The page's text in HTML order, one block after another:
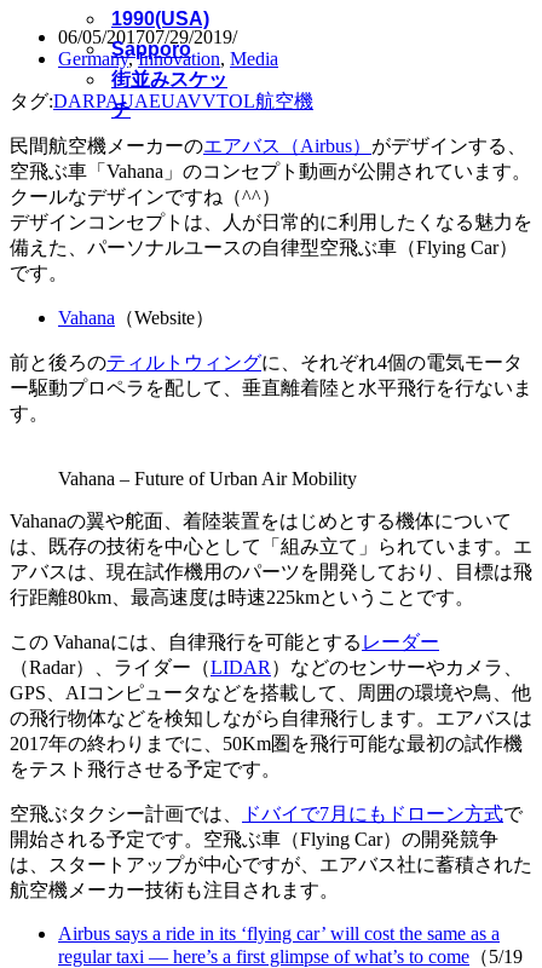
1990(USA)
Sapporo
街並みスケッ
チ
06/05/201707/29/2019
Germany,Innovation, Media
タグ:DARPAUAEUAVVTOL航空機
民間航空機メーカーのエアバス（Airbus） がデザインする、
空飛ぶ車「Vahana」のコンセプト動画が公開されています。
クールなデザインですね（^^）
デザインコンセプトは、人が日常的に利用したくなる魅力を
備えた、パーソナルユースの自律型空飛ぶ車（Flying Car）
です。
Vahana （Website）
前と後ろのティルトウィングに、それぞれ4個の電気モータ
ー駆動プロペラを配して、垂直離着陸と水平飛行を行ないま
す。
Vahana – Future of Urban Air Mobility
Vahanaの翼や舵面、着陸装置をはじめとする機体について
は、既存の技術を中心として「組み立て」られています。エ
アバスは、現在試作機用のパーツを開発しており、目標は飛
行距離80km、最高速度は時速225kmということです。
この Vahanaには、自律飛行を可能とする レーダー
（Radar）、ライダー（LIDAR ）などのセンサーやカメラ、
GPS、AIコンピュータなどを搭載して、周囲の環境や鳥、他
の飛行物体などを検知しながら自律飛行します。エアバスは
2017年の終わりまでに、50Km圏を飛行可能な最初の試作機
をテスト飛行させる予定です。
空飛ぶタクシー計画では、 ドバイで7月にもドローン方式で
開始される予定です。空飛ぶ車（Flying Car）の開発競争
は、スタートアップが中心ですが、エアバス社に蓄積された
航空機メーカー技術も注目されます。
Airbus says a ride in its ‘flying car’ will cost the same as a
regular taxi — here’s a first glimpse of what’s to come （5/19